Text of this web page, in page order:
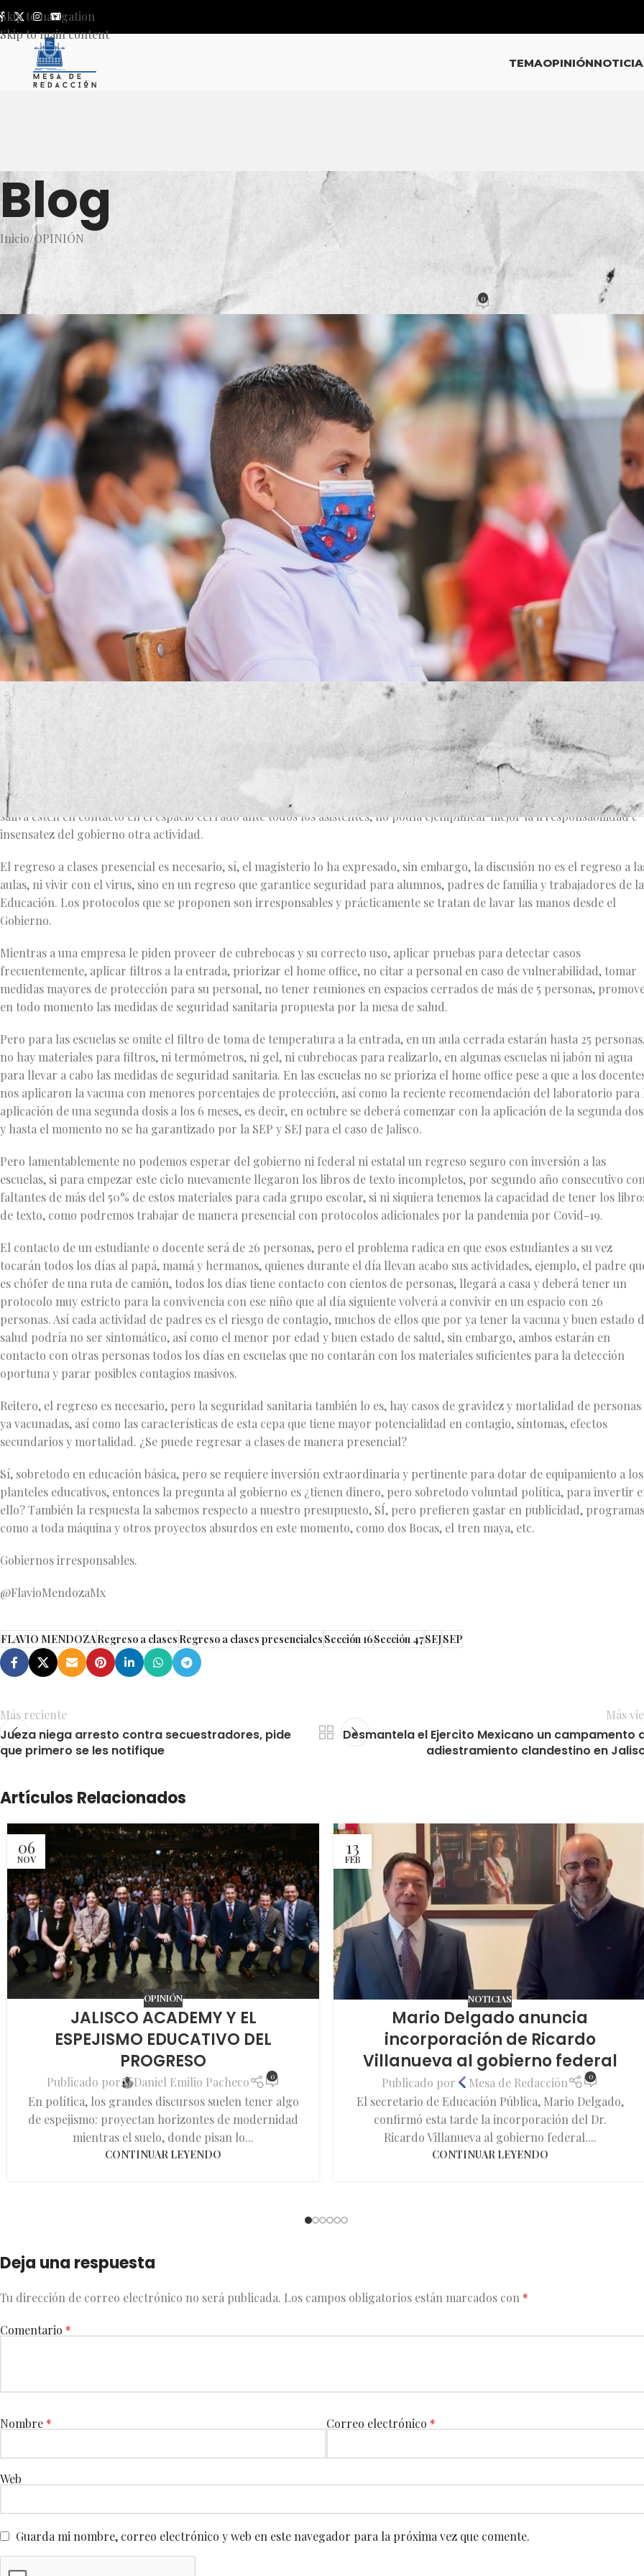
Skip to navigation
Skip to main content
TEMAOPINIÓN
Blog
Inicio OPINIÓN
El regreso a clases, capricho irresponsable
Publicado por 0
Hay un malestar general por parte del Magisterio Nacional, no reflejada por su representación sindical.
En sólo un ejemplo podemos constatar la importancia con la que los Gobiernos Federal Y Estatal toman esta decisión, sobre
lo que nos espera a los profesionales de la educación en este regreso a clases presenciales por capricho, una actividad
sugerida en la Guía para los Consejos Técnicos Escolares en la que se pide usar globos, que en la mayoría de casos se
tendrían que inflar por cada docente con la boca para después ser reventados por otros docentes y que las partículas de
saliva estén en contacto en el espacio cerrado ante todos los asistentes, no podía ejemplificar mejor la irresponsabilidad e
insensatez del gobierno otra actividad.
El regreso a clases presencial es necesario, sí, el magisterio lo ha expresado, sin embargo, la discusión no es el regreso a
aulas, ni vivir con el virus, sino en un regreso que garantice seguridad para alumnos, padres de familia y trabajadores de la
Educación. Los protocolos que se proponen son irresponsables y prácticamente se tratan de lavar las manos desde el
Gobierno.
Mientras a una empresa le piden proveer de cubrebocas y su correcto uso, aplicar pruebas para detectar casos
frecuentemente, aplicar filtros a la entrada, priorizar el home office, no citar a personal en caso de vulnerabilidad, tomar
medidas mayores de protección para su personal, no tener reuniones en espacios cerrados de más de 5 personas,
en todo momento las medidas de seguridad sanitaria propuesta por la mesa de salud.
Pero para las escuelas se omite el filtro de toma de temperatura a la entrada, en un aula cerrada estarán hasta 25
no hay materiales para filtros, ni termómetros, ni gel, ni cubrebocas para realizarlo, en algunas escuelas ni jabón ni agua
para llevar a cabo las medidas de seguridad sanitaria. En las escuelas no se prioriza el home office pese a que a los
nos aplicaron la vacuna con menores porcentajes de protección, así como la reciente recomendación del laboratorio para
aplicación de una segunda dosis a los 6 meses, es decir, en octubre se deberá comenzar con la aplicación de la segunda
y hasta el momento no se ha garantizado por la SEP y SEJ para el caso de Jalisco.
Pero lamentablemente no podemos esperar del gobierno ni federal ni estatal un regreso seguro con inversión a las
escuelas, si para empezar este ciclo nuevamente llegaron los libros de texto incompletos, por segundo año consecutivo
faltantes de más del 50% de estos materiales para cada grupo escolar, si ni siquiera tenemos la capacidad de tener los
de texto, como podremos trabajar de manera presencial con protocolos adicionales por la pandemia por Covid-19.
El contacto de un estudiante o docente será de 26 personas, pero el problema radica en que esos estudiantes a su vez
tocarán todos los días al papá, mamá y hermanos, quienes durante el día llevan acabo sus actividades, ejemplo, el padre
es chófer de una ruta de camión, todos los días tiene contacto con cientos de personas, llegará a casa y deberá tener un
protocolo muy estricto para la convivencia con ese niño que al día siguiente volverá a convivir en un espacio con 26
personas. Así cada actividad de padres es el riesgo de contagio, muchos de ellos que por ya tener la vacuna y buen estado
salud podría no ser sintomático, así como el menor por edad y buen estado de salud, sin embargo, ambos estarán en
contacto con otras personas todos los días en escuelas que no contarán con los materiales suficientes para la detección
oportuna y parar posibles contagios masivos.
Reitero, el regreso es necesario, pero la seguridad sanitaria también lo es, hay casos de gravidez y mortalidad de personas
ya vacunadas, así como las características de esta cepa que tiene mayor potencialidad en contagio, síntomas, efectos
secundarios y mortalidad. ¿Se puede regresar a clases de manera presencial?
Sí, sobretodo en educación básica, pero se requiere inversión extraordinaria y pertinente para dotar de equipamiento a los
planteles educativos, entonces la pregunta al gobierno es ¿tienen dinero, pero sobretodo voluntad política, para invertir
ello? También la respuesta la sabemos respecto a nuestro presupuesto, SÍ, pero prefieren gastar en publicidad, programas
como a toda máquina y otros proyectos absurdos en este momento, como dos Bocas, el tren maya, etc.
Gobiernos irresponsables.
@FlavioMendozaMx
FLAVIO MENDOZARegreso a clasesRegreso a clases presencialesSección 16Sección 47SEJSEP
Más reciente
Jueza niega arresto contra secuestradores, pide
que primero se les notifique
Más
Desmantela el Ejercito Mexicano un campamento
adiestramiento clandestino en
Artículos Relacionados
06
NOV
OPINIÓN
JALISCO ACADEMY Y EL
ESPEJISMO EDUCATIVO DEL
PROGRESO
Publicado por Daniel Emilio Pacheco 0
En política, los grandes discursos suelen tener algo
de espejismo: proyectan horizontes de modernidad
mientras el suelo, donde pisan lo...
CONTINUAR LEYENDO
13
FEB
NOTICIAS
Mario Delgado anuncia
incorporación de Ricardo
Villanueva al gobierno federal
Publicado por Mesa de Redacción 0
El secretario de Educación Pública, Mario Delgado,
confirmó esta tarde la incorporación del Dr.
Ricardo Villanueva al gobierno federal....
CONTINUAR LEYENDO
Deja una respuesta
Tu dirección de correo electrónico no será publicada. Los campos obligatorios están marcados con *
Comentario *
Nombre * Correo electrónico *
Web
Guarda mi nombre, correo electrónico y web en este navegador para la próxima vez que comente.